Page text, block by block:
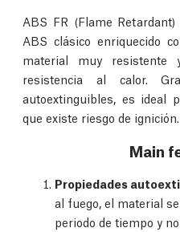
ABS FR (Flame
ABS clásico enriquecido
material muy resistente
resistencia al calor.
autoextinguibles, es ideal
que existe riesgo de ignición.
Main
Propiedades
al fuego, el material
periodo de tiempo y